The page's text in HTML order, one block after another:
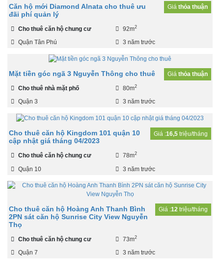
Căn hộ mới Diamond Alnata cho thuê ưu
đãi phí quản lý
Giá thỏa thuận
Cho thuê căn hộ chung cư 92m2
Quận Tân Phú 3 năm trước
Mặt tiền góc ngã 3 Nguyễn Thông cho thuê Giá thỏa thuận
Cho thuê nhà mặt phố 80m2
Quận 3 3 năm trước
Cho thuê căn hộ Kingdom 101 quận 10
cập nhật giá tháng 04/2023
Giá :16,5 triệu/tháng
Cho thuê căn hộ chung cư 78m2
Quận 10 3 năm trước
Cho thuê căn hộ Hoàng Anh Thanh Bình
2PN sát căn hộ Sunrise City View Nguyễn
Thọ
Giá :12 triệu/tháng
Cho thuê căn hộ chung cư 73m2
Quận 7 3 năm trước